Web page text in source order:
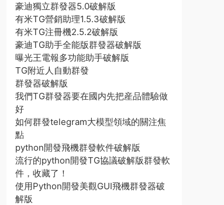
豪迪獨立群發器5.0破解版
有米TG營銷助理1.5.3破解版
有米TG注冊機2.5.2破解版
豪迪TG助手全能版群發器破解版
曝光王電報多功能助手破解版
TG附近人自動群發
群發器破解版
我們TG群發器要在國内先把産品體驗做
好
如何群發telegram大模型領域的關注焦
點
python開發飛機群發軟件破解版
流行的python開發TG協議破解版群發軟
件，收藏了！
使用Python開發美觀GUI飛機群發器破
解版